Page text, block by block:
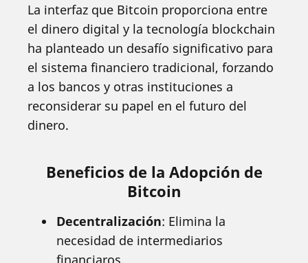
La interfaz que Bitcoin proporciona entre
el dinero digital y la tecnología blockchain
ha planteado un desafío significativo para
el sistema financiero tradicional, forzando
a los bancos y otras instituciones a
reconsiderar su papel en el futuro del
dinero.
Beneficios de la Adopción de
Bitcoin
Decentralización: Elimina la
necesidad de intermediarios
financiaros.